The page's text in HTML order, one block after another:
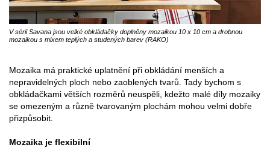
V sérii Savana jsou velké obkládačky doplněny mozaikou 10 x 10 cm a drobnou
mozaikou s mixem teplých a studených barev (RAKO)
Mozaika má praktické uplatnění při obkládání menších a
nepravidelných ploch nebo zaoblených tvarů. Tady bychom s
obkládačkami větších rozměrů neuspěli, kdežto malé díly mozaiky
se omezeným a různě tvarovaným plochám mohou velmi dobře
přizpůsobit.
Mozaika je flexibilní